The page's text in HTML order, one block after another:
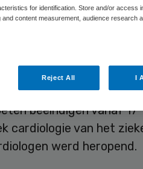
Ruwaard
geven om drie
Dat blijkt uit
van de
beëindigen vanaf 17
cardiologie van het
werd heropend.
for identification. Store and/or access
content measurement, audience research
Reject All I